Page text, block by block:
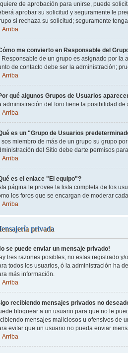
de aprobación para unirse, puede
aprobar su solicitud y seguramente le
si rechaza su solicitud; seguramente
Arriba
me convierto en Responsable del
Responsable de un grupo es asignado por la
de contacto debe ser la administración;
Arriba
qué algunos Grupos de Usuarios
administración del foro tiene la posibilidad
Arriba
es un "Grupo de Usuarios
sos miembro de más de un grupo su grupo
del Sitio debe darte permisos
Arriba
es el enlace "El equipo"?
página le provee la lista completa de los
los foros que se encargan de moderar
Arriba
privada
se puede enviar un mensaje privado!
tres razones posibles; no estas registrado
todos los usuarios, ó la administración ha
más información.
Arriba
recibiendo mensajes privados no
bloquear a un usuario para que no le
mensajes maliciosos u ofensivos de
evitar que un usuario no pueda enviar
Arriba